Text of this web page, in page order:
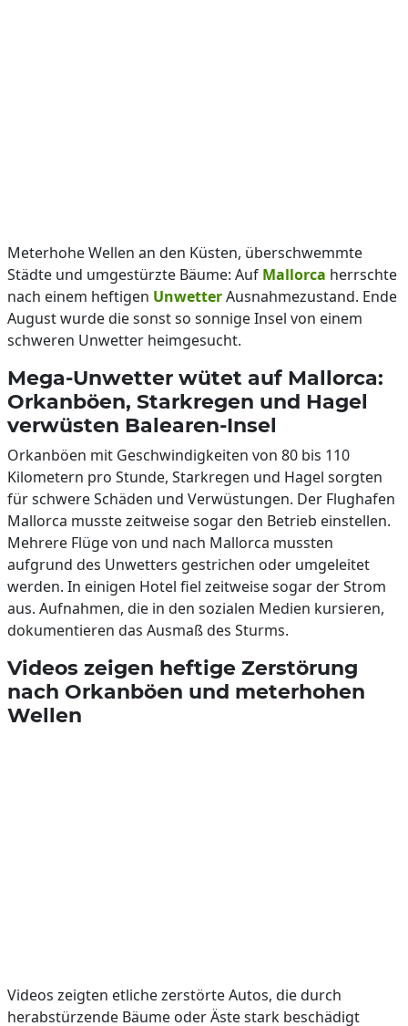
Meterhohe Wellen an den Küsten, überschwemmte
Städte und umgestürzte Bäume: Auf Mallorca herrschte
nach einem heftigen UnwetterAusnahmezustand. Ende
August wurde die sonst so sonnige Insel von einem
schweren Unwetter heimgesucht.
Mega-Unwetter wütet auf Mallorca:
Orkanböen, Starkregen und Hagel
verwüsten Balearen-Insel
Orkanböen mit Geschwindigkeiten von 80 bis 110
Kilometern pro Stunde, Starkregen und Hagel sorgten
für schwere Schäden und Verwüstungen. Der Flughafen
Mallorca musste zeitweise sogar den Betrieb einstellen.
Mehrere Flüge von und nach Mallorca mussten
aufgrund des Unwetters gestrichen oder umgeleitet
werden. In einigen Hotel fiel zeitweise sogar der Strom
aus. Aufnahmen, die in den sozialen Medien kursieren,
dokumentieren das Ausmaß des Sturms.
Videos zeigen heftige Zerstörung
nach Orkanböen und meterhohen
Wellen
Videos zeigten etliche zerstörte Autos, die durch
herabstürzende Bäume oder Äste stark beschädigt